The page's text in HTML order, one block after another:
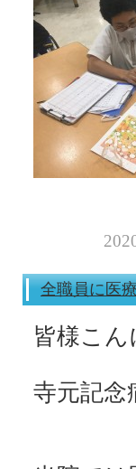
全職員に医
皆様こん
寺元記